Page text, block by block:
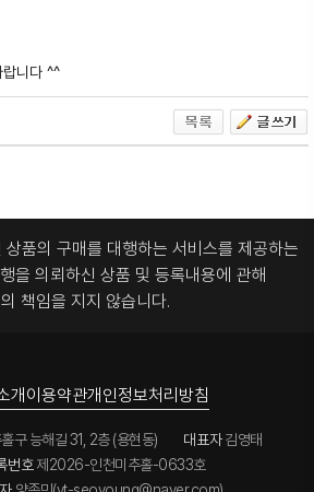
니다 ^^
품의 구매를 대행하는 서비스를 제공하는
을 의뢰하신 상품 및 등록내용에 관해
책임을 지지 않습니다.
개이용약관개인정보처리방침
구 능해길 31, 2층 (용현동) 대표자김영태
번호제2026-인천미추홀-0633호